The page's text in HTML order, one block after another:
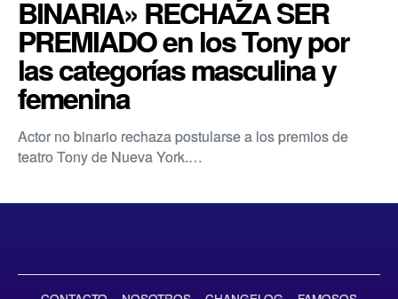
BINARIA» RECHAZA SER
PREMIADO en los Tony por
las categorías masculina y
femenina
Actor no binario rechaza postularse a los premios de
teatro Tony de Nueva York.…